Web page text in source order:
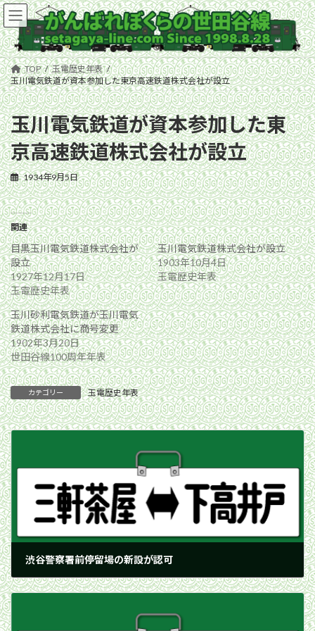
コ
ン
テ
ン
ツ
へ
ス
キ
ッ
プ
ナ
ビ
ゲ
ー
シ
ョ
ン
に
移
動
TOP
玉電歴史年表
玉川電気鉄道が資本参加した東京高速鉄道株式会社が設立
玉川電気鉄道が資本参加した東
京高速鉄道株式会社が設立
1934年9月5日
関連
目黒玉川電気鉄道株式会社が
設立
1927年12月17日
玉電歴史年表
玉川電気鉄道株式会社が設立
1903年10月4日
玉電歴史年表
玉川砂利電気鉄道が玉川電気
鉄道株式会社に商号変更
1902年3月20日
世田谷線100周年年表
カテゴリー 玉電歴史年表
渋谷警察署前停留場の新設が認可
1934年8月30日